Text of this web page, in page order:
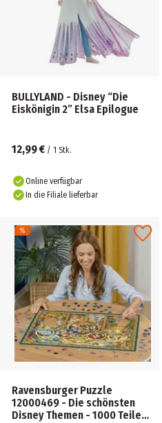
BULLYLAND - Disney “Die
Eiskönigin 2” Elsa Epilogue
12,99 € / 1 Stk.
Online verfügbar
In die Filiale lieferbar
Ravensburger Puzzle
12000469 - Die schönsten
Disney Themen - 1000 Teile